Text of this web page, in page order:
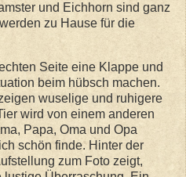
und Eichhorn sind ganz
zu Hause für die
Seite eine Klappe und
beim hübsch machen.
wuselige und ruhigere
wird von einem anderen
Papa, Oma und Opa
schön finde. Hinter der
zum Foto zeigt,